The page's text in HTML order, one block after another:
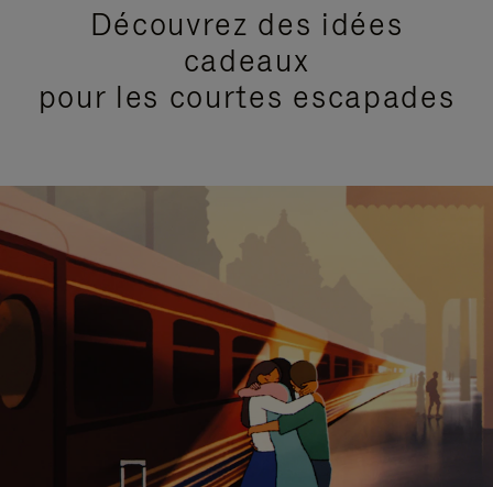
Découvrez des idées
cadeaux
pour les courtes escapades